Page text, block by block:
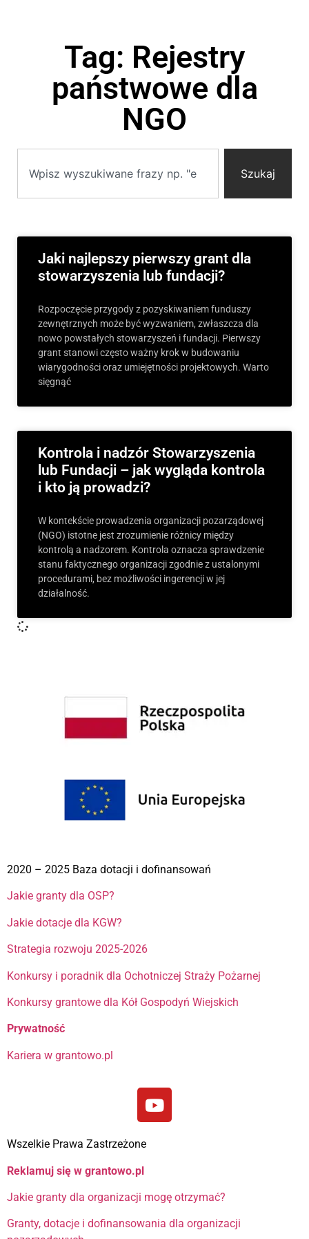
Tag: Rejestry
państwowe dla
NGO
Szukaj
Jaki najlepszy pierwszy grant dla
stowarzyszenia lub fundacji?
Rozpoczęcie przygody z pozyskiwaniem funduszy
zewnętrznych może być wyzwaniem, zwłaszcza dla
nowo powstałych stowarzyszeń i fundacji. Pierwszy
grant stanowi często ważny krok w budowaniu
wiarygodności oraz umiejętności projektowych. Warto
sięgnąć
Kontrola i nadzór Stowarzyszenia
lub Fundacji – jak wygląda kontrola
i kto ją prowadzi?
W kontekście prowadzenia organizacji pozarządowej
(NGO) istotne jest zrozumienie różnicy między
kontrolą a nadzorem. Kontrola oznacza sprawdzenie
stanu faktycznego organizacji zgodnie z ustalonymi
procedurami, bez możliwości ingerencji w jej
działalność.
2020 – 2025 Baza dotacji i dofinansowań
Jakie granty dla OSP?
Jakie dotacje dla KGW?
Strategia rozwoju 2025-2026
Konkursy i poradnik dla Ochotniczej Straży Pożarnej
Konkursy grantowe dla Kół Gospodyń Wiejskich
Prywatność
Kariera w grantowo.pl
Wszelkie Prawa Zastrzeżone
Reklamuj się w grantowo.pl
Jakie granty dla organizacji mogę otrzymać?
Granty, dotacje i dofinansowania dla organizacji